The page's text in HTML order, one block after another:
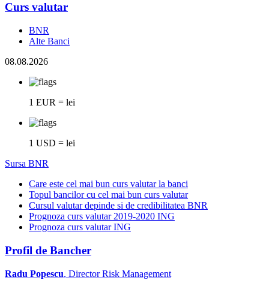
Curs valutar
BNR
Alte Banci
08.08.2026
1 EUR = lei
1 USD = lei
Sursa BNR
Care este cel mai bun curs valutar la banci
Topul bancilor cu cel mai bun curs valutar
Cursul valutar depinde si de credibilitatea BNR
Prognoza curs valutar 2019-2020 ING
Prognoza curs valutar ING
Profil de Bancher
Radu Popescu, Director Risk Management